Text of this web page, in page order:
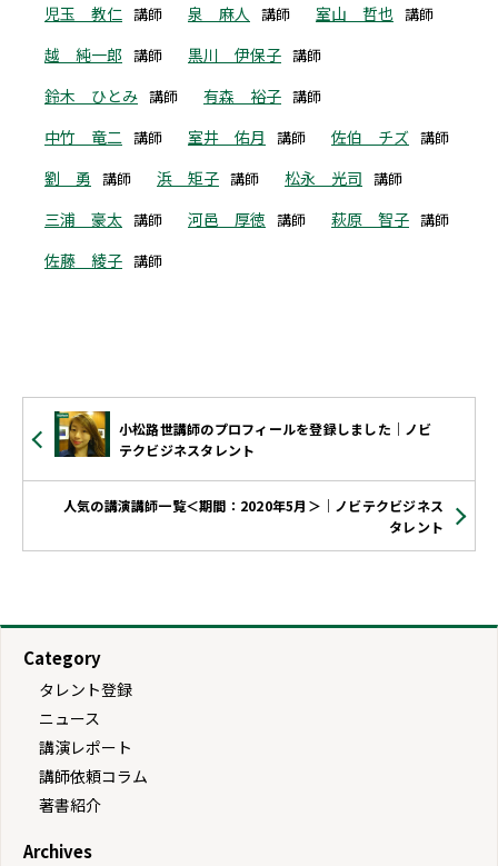
児玉 教仁 講師 泉 麻人 講師 室山 哲也 講師
越 純一郎 講師 黒川 伊保子 講師
鈴木 ひとみ 講師 有森 裕子 講師
中竹 竜二 講師 室井 佑月 講師 佐伯 チズ 講師
劉 勇 講師 浜 矩子 講師 松永 光司 講師
三浦 豪太 講師 河邑 厚徳 講師 萩原 智子 講師
佐藤 綾子 講師
小松路世講師のプロフィールを登録しました｜ノビ
テクビジネスタレント
人気の講演講師一覧＜期間：2020年5月＞｜ノビテクビジネス
タレント
Category
タレント登録
ニュース
講演レポート
講師依頼コラム
著書紹介
Archives